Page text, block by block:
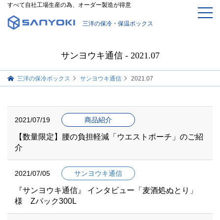
すべて自社工場生産の為、オーダー製造が得意
三洋の保冷・保温ボックス
サンヨウキ通信 - 2021.07
三洋の保冷ボックス サンヨウキ通信 2021.07
2021/07/19 商品紹介
【数量限定】腰の負担軽減「ウエストポーチ」のご紹
介
2021/07/05 サンヨウキ通信
『サンヨウキ通信』 インタビュー「麦酒処ぬとり」
様 Zパック300L